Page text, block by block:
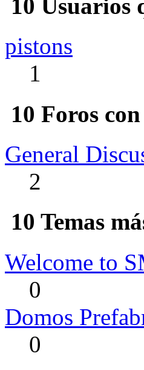
10 Usuarios
pistons
1
10 Foros
General
2
10 Temas
Welcome to
0
Domos
0